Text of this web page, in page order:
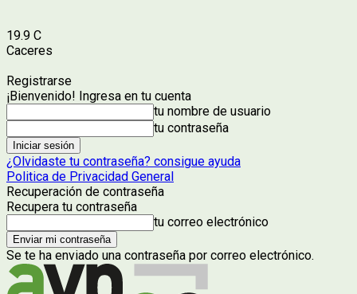
19.9 C
Caceres
Registrarse
¡Bienvenido! Ingresa en tu cuenta
tu nombre de usuario
tu contraseña
¿Olvidaste tu contraseña? consigue ayuda
Politica de Privacidad General
Recuperación de contraseña
Recupera tu contraseña
tu correo electrónico
Se te ha enviado una contraseña por correo electrónico.